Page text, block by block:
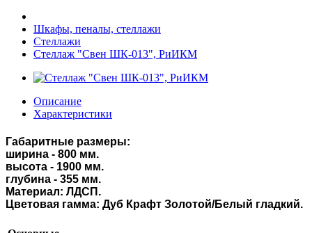
Шкафы, пеналы, стеллажи
Стеллажи
Стеллаж "Свен ШК-013", РиИКМ
Описание
Характеристики
Габаритные размеры:
ширина - 800 мм.
высота - 1900 мм.
глубина - 355 мм.
Материал: ЛДСП.
Цветовая гамма: Дуб Крафт Золотой/Белый гладкий.